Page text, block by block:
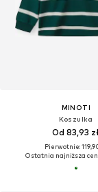
MINOTI
Koszulka
Od 83,93
Pierwotnie:
Ostatnia najniższa